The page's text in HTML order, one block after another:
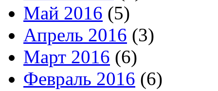
Май 2016 (5)
Апрель 2016 (3)
Март 2016 (6)
Февраль 2016 (6)